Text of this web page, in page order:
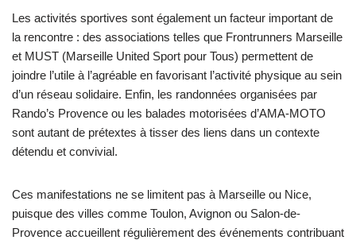
Les activités sportives sont également un facteur important de
la rencontre : des associations telles que Frontrunners Marseille
et MUST (Marseille United Sport pour Tous) permettent de
joindre l’utile à l’agréable en favorisant l’activité physique au sein
d’un réseau solidaire. Enfin, les randonnées organisées par
Rando’s Provence ou les balades motorisées d’AMA-MOTO
sont autant de prétextes à tisser des liens dans un contexte
détendu et convivial.
Ces manifestations ne se limitent pas à Marseille ou Nice,
puisque des villes comme Toulon, Avignon ou Salon-de-
Provence accueillent régulièrement des événements contribuant